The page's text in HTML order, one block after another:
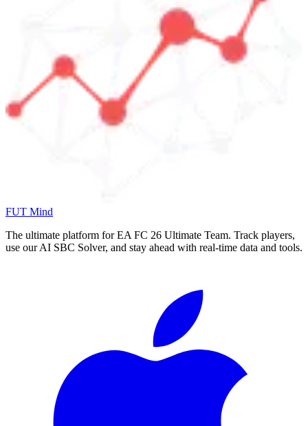
FUT Mind
The ultimate platform for EA FC 26 Ultimate Team. Track players,
use our AI SBC Solver, and stay ahead with real-time data and tools.